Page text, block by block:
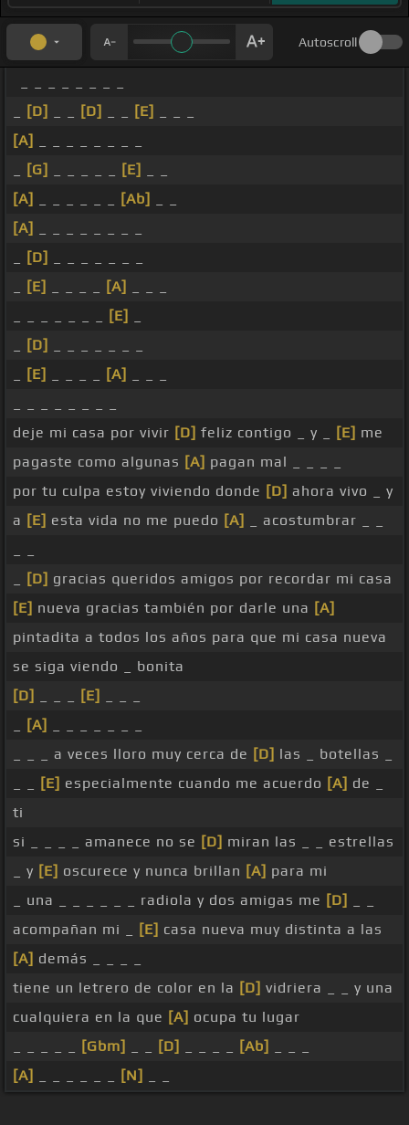
Autoscroll
[D] [D] [E]
[A]
[G] [E]
[A]
[Ab]
[A]
[D]
[E] [A]
[E]
[D]
[E] [A]
deje mi casa por vivir [D] feliz contigo _ y _ [E] me
pagaste como algunas [A] pagan mal _ _ _ _
por tu culpa estoy viviendo donde [D] ahora vivo _ y
a [E] esta vida no me puedo [A]
_ acostumbrar _ _
[D] gracias queridos amigos por recordar mi casa
[E] nueva gracias también por darle una [A]
pintadita a todos los años para que mi casa nueva
se siga viendo _ bonita
[D]
[E]
[A]
_ _ _ a veces lloro muy cerca de [D] las _ botellas _
[E] especialmente cuando me acuerdo [A] de _
ti
si _ _ _ _ amanece no se [D] miran las _ _ estrellas
_ y [E] oscurece y nunca brillan [A] para mi
_ una _ _ _ _ _ _ radiola y dos amigas me [D]
acompañan mi _
[E] casa nueva muy distinta a las
[A] demás _ _ _ _
tiene un letrero de color en la [D] vidriera _ _ y una
cualquiera en la que [A] ocupa tu lugar
[Gbm] [D] [Ab]
[A]
[N]